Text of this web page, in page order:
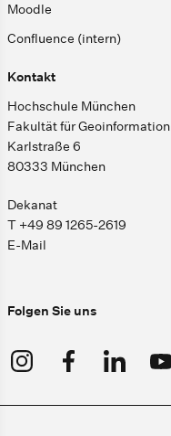
Moodle
Confluence (intern)
Kontakt
Hochschule München
Fakultät für Geoinformation
Karlstraße 6
80333 München
Dekanat
T +49 89 1265-2619
E-Mail
Folgen Sie uns